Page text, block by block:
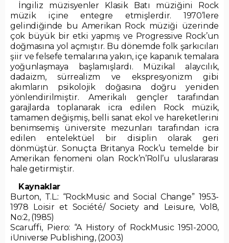
İngiliz müzisyenler Klasik Batı müziğini Rock
müzik içine entegre etmişlerdir. 1970’lere
gelindiğinde bu Amerikan Rock müziği üzerinde
çok büyük bir etki yapmış ve Progressive Rock’un
doğmasına yol açmıştır. Bu dönemde folk şarkıcıları
şiir ve felsefe temalarına yakın, içe kapanık temalara
yoğunlaşmaya başlamışlardı. Müzikal alaycılık,
dadaizm, sürrealizm ve ekspresyonizm gibi
akımların psikolojik doğasına doğru yeniden
yönlendirilmiştir. Amerikalı gençler tarafından
garajlarda toplanarak icra edilen Rock müzik,
tamamen değişmiş, belli sanat ekol ve hareketlerini
benimsemiş üniversite mezunları tarafından icra
edilen entelektüel bir disiplin olarak geri
dönmüştür. Sonuçta Britanya Rock’u temelde bir
Amerikan fenomeni olan Rock’n’Roll’u uluslararası
hale getirmiştir.
Kaynaklar
Burton, T.L.: “RockMusic and Social Change” 1953-
1978 Loisir et Société/ Society and Leisure, Vol8,
No:2, (1985)
Scaruffi, Piero: “A History of RockMusic 1951-2000,
iUniverse Publishing, (2003)